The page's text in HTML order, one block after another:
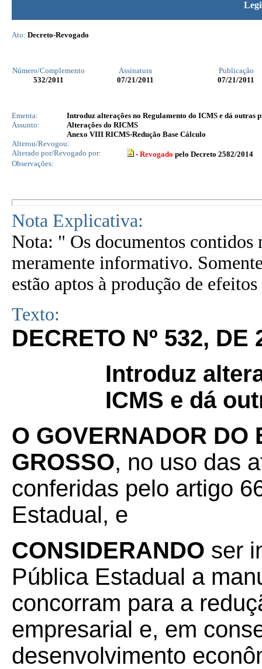
Ato: Decreto-Revogado
Número/Complemento Assinatura
Publicação
532/2011 07/21/2011 07/21/2011
Ementa:
Introduz alterações no Regulamento do ICMS e dá outras
Assunto:
Alterações do RICMS
Anexo VIII RICMS-Redução Base Cálculo
Alterou/Revogou:
Alterado por/Revogado por:
- Revogado pelo Decreto 2582/2014
Observações:
Nota Explicativa:
Nota: " Os documentos contidos
meramente informativo.
estão aptos à produção de
Texto:
DECRETO Nº 532,
Introduz
ICMS e dá
O GOVERNADOR DO
GROSSO, no uso das
conferidas pelo artigo
Estadual, e
CONSIDERANDO ser
Pública Estadual a
concorram para a
empresarial e, em
desenvolvimento